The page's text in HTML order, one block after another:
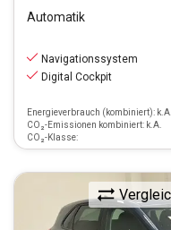
Automatik
Navigationssystem
Digital Cockpit
Energieverbrauch (kombiniert): k.A.
CO₂-Emissionen kombiniert: k.A.
CO₂-Klasse: